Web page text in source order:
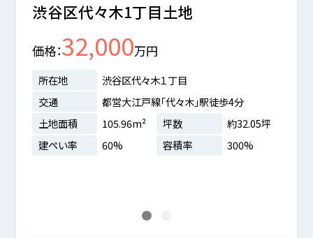
渋谷区代々木1丁目土地
価格 32,000万円
所在地
渋谷区代々木１丁目
交通
都営大江戸線「代々木」駅徒歩4分
土地面積
105.96m² 坪数
約32.05坪
建ぺい率
60% 容積率 300%
1